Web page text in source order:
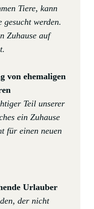
Tiere, kann
gesucht werden.
Zuhause auf
von ehemaligen
Teil unserer
ein Zuhause
für einen neuen
Urlauber
der nicht